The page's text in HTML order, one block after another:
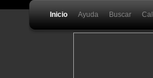
Inicio Ayuda Buscar